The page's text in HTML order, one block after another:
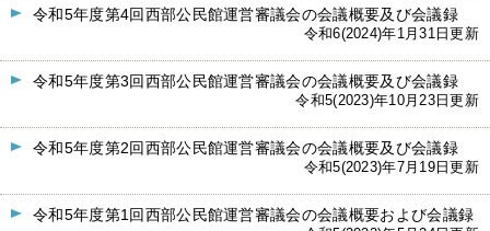
令和5年度第4回西部公民館運営審議会の会議概要及び会議録
令和6(2024)年1月31日更新
令和5年度第3回西部公民館運営審議会の会議概要及び会議録
令和5(2023)年10月23日更新
令和5年度第2回西部公民館運営審議会の会議概要及び会議録
令和5(2023)年7月19日更新
令和5年度第1回西部公民館運営審議会の会議概要および会議録